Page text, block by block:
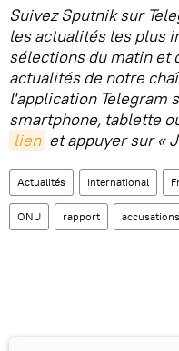
Suivez Sputnik sur
les actualités les plus
sélections du matin et
actualités de notre
l'application Telegram
smartphone, tablette
lien et appuyer sur «
Actualités International
ONU rapport accusations